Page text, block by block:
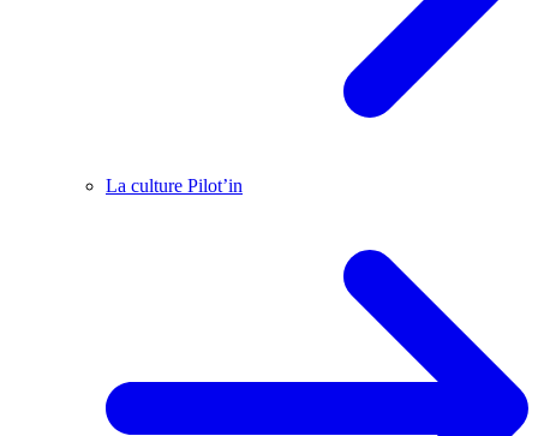
La culture Pilot’in